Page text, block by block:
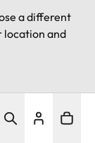
a different
location and